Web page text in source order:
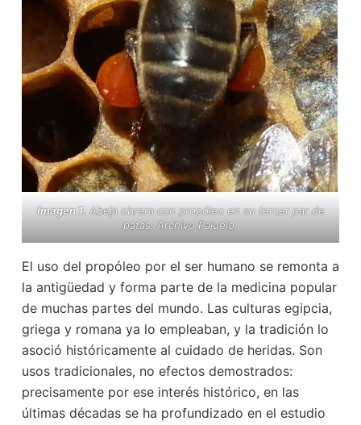
Imagen 1.Abeja obrera con propóleo en su tercer par de
patas. Archivo Pajuelo.
El uso del propóleo por el ser humano se remonta a
la antigüedad y forma parte de la medicina popular
de muchas partes del mundo. Las culturas egipcia,
griega y romana ya lo empleaban, y la tradición lo
asoció históricamente al cuidado de heridas. Son
usos tradicionales, no efectos demostrados:
precisamente por ese interés histórico, en las
últimas décadas se ha profundizado en el estudio